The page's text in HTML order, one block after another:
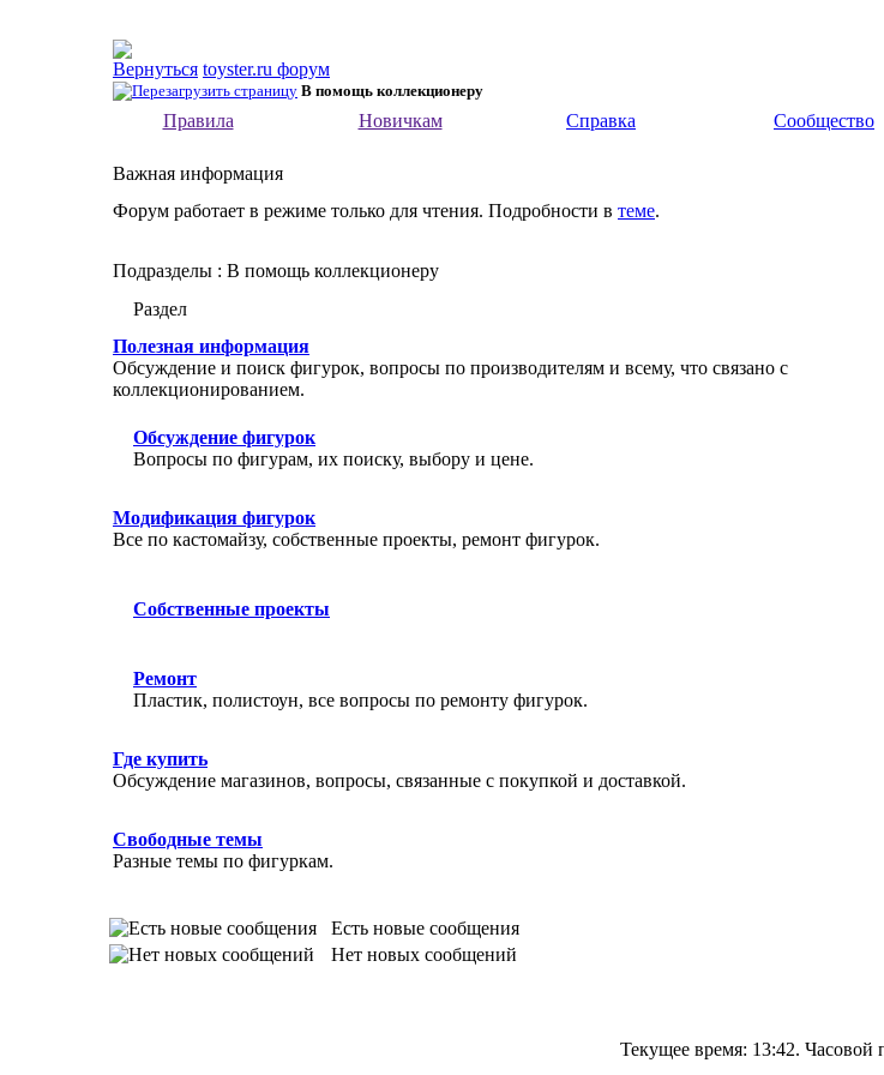
toyster.ru форум
В помощь коллекционеру
Правила
Новичкам Справка Сообщество
Важная информация
Форум работает в режиме только для чтения. Подробности в теме.
Подразделы : В помощь коллекционеру
Раздел
Полезная информация
Обсуждение и поиск фигурок, вопросы по производителям и всему, что связано с
коллекционированием.
Обсуждение фигурок
Вопросы по фигурам, их поиску, выбору и цене.
Модификация фигурок
Все по кастомайзу, собственные проекты, ремонт фигурок.
Собственные проекты
Ремонт
Пластик, полистоун, все вопросы по ремонту фигурок.
Где купить
Обсуждение магазинов, вопросы, связанные с покупкой и доставкой.
Свободные темы
Разные темы по фигуркам.
Есть новые сообщения
Нет новых сообщений
Текущее время: 13:42. Часовой